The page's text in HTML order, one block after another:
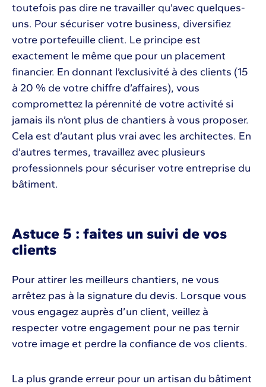
toutefois pas dire ne travailler qu’avec quelques-
uns. Pour sécuriser votre business, diversifiez
votre portefeuille client. Le principe est
exactement le même que pour un placement
financier. En donnant l’exclusivité à des clients (15
à 20 % de votre chiffre d’affaires), vous
compromettez la pérennité de votre activité si
jamais ils n’ont plus de chantiers à vous proposer.
Cela est d’autant plus vrai avec les architectes. En
d’autres termes, travaillez avec plusieurs
professionnels pour sécuriser votre entreprise du
bâtiment.
Astuce 5 : faites un suivi de vos
clients
Pour attirer les meilleurs chantiers, ne vous
arrêtez pas à la signature du devis. Lorsque vous
vous engagez auprès d’un client, veillez à
respecter votre engagement pour ne pas ternir
votre image et perdre la confiance de vos clients.
La plus grande erreur pour un artisan du bâtiment